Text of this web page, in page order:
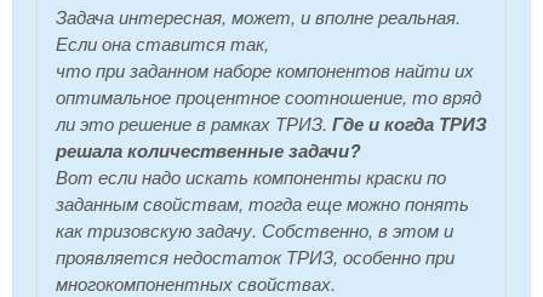
Задача интересная, может, и вполне реальная.
Если она ставится так,
что при заданном наборе компонентов найти их
оптимальное процентное соотношение, то вряд
ли это решение в рамках ТРИЗ. Где и когда ТРИЗ
решала количественные задачи?
Вот если надо искать компоненты краски по
заданным свойствам, тогда еще можно понять
как тризовскую задачу. Собственно, в этом и
проявляется недостаток ТРИЗ, особенно при
многокомпонентных свойствах.